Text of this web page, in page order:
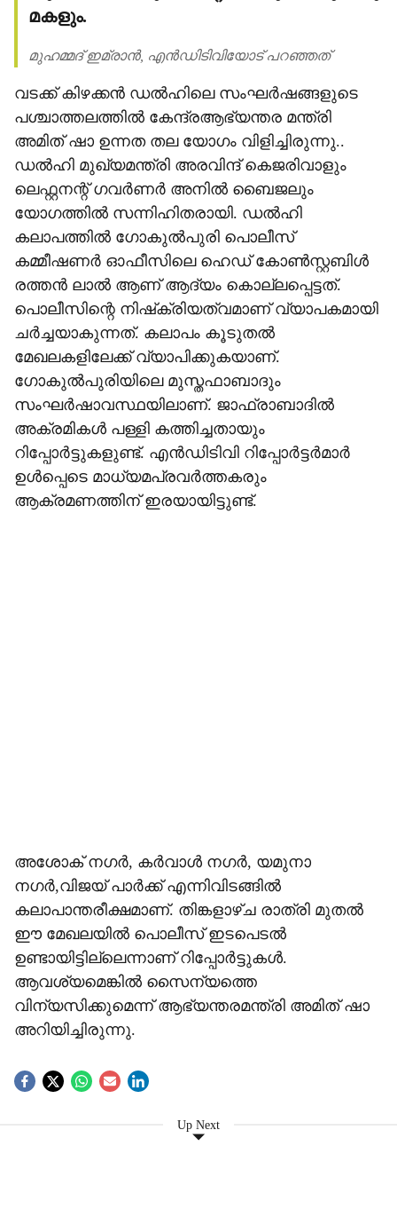
മകളും.
മുഹമ്മദ് ഇമ്രാന്‍, എന്‍ഡിടിവിയോട് പറഞ്ഞത്
വടക്ക് കിഴക്കന്‍ ഡല്‍ഹിലെ സംഘര്‍ഷങ്ങളുടെ
പശ്ചാത്തലത്തില്‍ കേന്ദ്രആഭ്യന്തര മന്ത്രി
അമിത് ഷാ ഉന്നത തല യോഗം വിളിച്ചിരുന്നു..
ഡല്‍ഹി മുഖ്യമന്ത്രി അരവിന്ദ് കെജരിവാളും
ലെഫ്റ്റനന്റ് ഗവര്‍ണര്‍ അനില്‍ ബൈജലും
യോഗത്തില്‍ സന്നിഹിതരായി. ഡല്‍ഹി
കലാപത്തില്‍ ഗോകുല്‍പുരി പൊലീസ്
കമ്മീഷണര്‍ ഓഫീസിലെ ഹെഡ് കോണ്‍സ്റ്റബിള്‍
രത്തന്‍ ലാല്‍ ആണ് ആദ്യം കൊല്ലപ്പെട്ടത്.
പൊലീസിന്റെ നിഷ്‌ക്രിയത്വമാണ് വ്യാപകമായി
ചര്‍ച്ചയാകുന്നത്. കലാപം കൂടുതല്‍
മേഖലകളിലേക്ക് വ്യാപിക്കുകയാണ്.
ഗോകുല്‍പുരിയിലെ മുസ്തഫാബാദും
സംഘര്‍ഷാവസ്ഥയിലാണ്. ജാഫ്രാബാദില്‍
അക്രമികള്‍ പള്ളി കത്തിച്ചതായും
റിപ്പോര്‍ട്ടുകളുണ്ട്. എന്‍ഡിടിവി റിപ്പോര്‍ട്ടര്‍മാര്‍
ഉള്‍പ്പെടെ മാധ്യമപ്രവര്‍ത്തകരും
ആക്രമണത്തിന് ഇരയായിട്ടുണ്ട്.
അശോക് നഗര്‍, കര്‍വാള്‍ നഗര്‍, യമുനാ
നഗര്‍,വിജയ് പാര്‍ക്ക് എന്നിവിടങ്ങില്‍
കലാപാന്തരീക്ഷമാണ്. തിങ്കളാഴ്ച രാത്രി മുതല്‍
ഈ മേഖലയില്‍ പൊലീസ് ഇടപെടല്‍
ഉണ്ടായിട്ടില്ലെന്നാണ് റിപ്പോര്‍ട്ടുകള്‍.
ആവശ്യമെങ്കില്‍ സൈന്യത്തെ
വിന്യസിക്കുമെന്ന് ആഭ്യന്തരമന്ത്രി അമിത് ഷാ
അറിയിച്ചിരുന്നു.
Up Next